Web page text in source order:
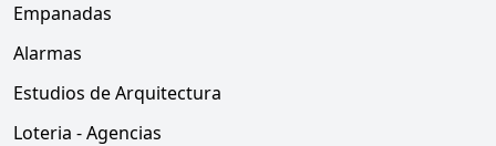
Empanadas
Alarmas
Estudios de Arquitectura
Loteria - Agencias